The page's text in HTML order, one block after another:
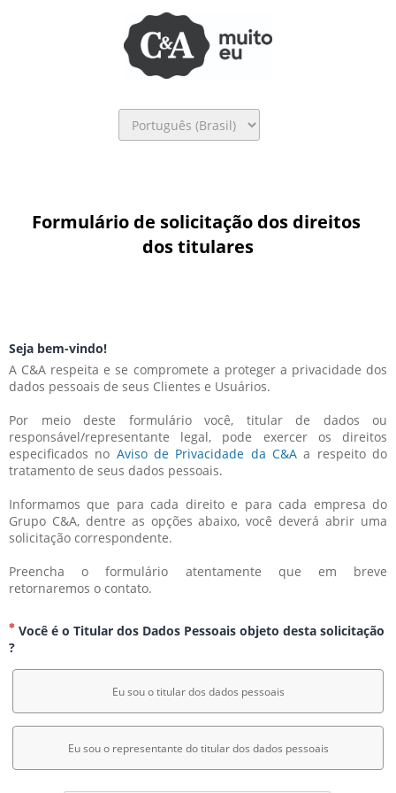
Formulário de solicitação dos direitos
dos titulares
Seja bem-vindo!
A C&A respeita e se compromete a proteger a privacidade dos
dados pessoais de seus Clientes e Usuários.
Por meio deste formulário você, titular de dados ou
responsável/representante legal, pode exercer os direitos
especificados no Aviso de Privacidade da C&A a respeito do
tratamento de seus dados pessoais.
Informamos que para cada direito e para cada empresa do
Grupo C&A, dentre as opções abaixo, você deverá abrir uma
solicitação correspondente.
Preencha o formulário atentamente que em breve
retornaremos o contato.
Você é o Titular dos Dados Pessoais objeto desta solicitação
?
Eu sou o titular dos dados pessoais
Eu sou o representante do titular dos dados pessoais